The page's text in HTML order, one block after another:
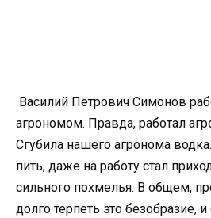
Василий Петрович Симонов
агрономом. Правда, работал
Сгубила нашего агронома
пить, даже на работу стал
сильного похмелья. В общем,
долго терпеть это безобразие,